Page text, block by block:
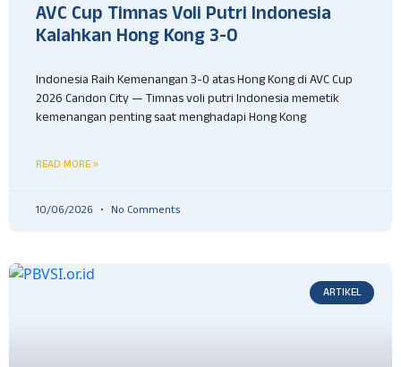
AVC Cup Timnas Voli Putri Indonesia
Kalahkan Hong Kong 3-0
Indonesia Raih Kemenangan 3-0 atas Hong Kong di AVC Cup
2026 Candon City — Timnas voli putri Indonesia memetik
kemenangan penting saat menghadapi Hong Kong
READ MORE »
10/06/2026 No Comments
ARTIKEL